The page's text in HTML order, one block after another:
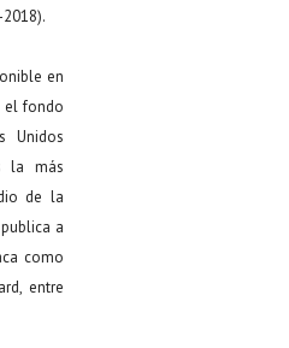
en
el fondo
Unidos
la más
de la
a
como
entre